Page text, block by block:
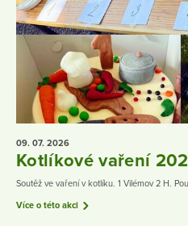
09. 07. 2026
Kotlíkové vaření
Soutěž ve vaření v kotlíku. 1 Vilémov 2 H.
Více o této akci